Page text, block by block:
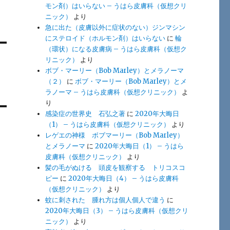
モン剤）はいらない – うはら皮膚科（仮想クリ
ニック）
より
急に出た（皮膚以外に症状のない）ジンマシン
にステロイド（ホルモン剤）はいらない に輪
（環状）になる皮膚病 – うはら皮膚科（仮想ク
リニック）
より
ボブ・マーリー（Bob Marley）とメラノーマ
（２）
にボブ・マーリー（Bob Marley）とメ
ラノーマ – うはら皮膚科（仮想クリニック）
よ
り
感染症の世界史 石弘之著 に2020年大晦日
（1） – うはら皮膚科（仮想クリニック）
より
レゲエの神様 ボブマーリー（Bob Marley）
とメラノーマ に2020年大晦日（1） – うはら
皮膚科（仮想クリニック）
より
髪の毛がぬける 頭皮を観察する トリコスコ
ピー に2020年大晦日（4） – うはら皮膚科
（仮想クリニック）
より
蚊に刺された 腫れ方は個人個人で違う に
2020年大晦日（3） – うはら皮膚科（仮想クリ
ニック）
より